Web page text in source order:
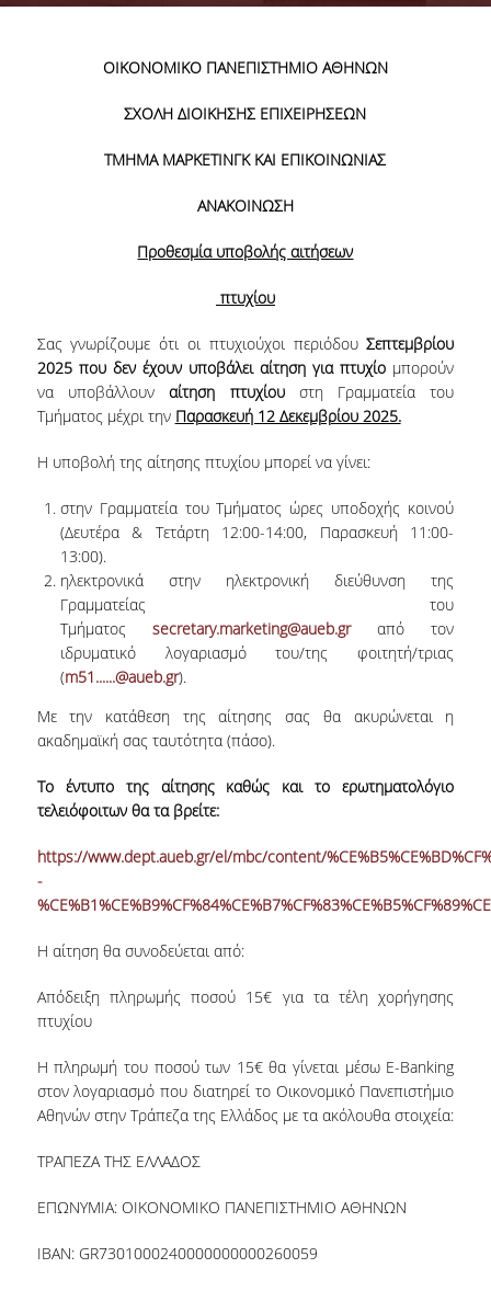
ΜΕ ΜΙΑ ΜΑΤΙΑ
ΑΝΘΡΩΠΙΝΟ ΔΥΝΑΜΙΚΟ
ΜΕΛΗ ΔΕΠ
ΕΠΙΣΤΗΜΟΝΙΚΟΙ ΣΥΝΕΡΓΑΤΕΣ
ΥΠΟΨΗΦΙΟΙ ΔΙΔΑΚΤΟΡΕΣ
ΔΙΟΙΚΗΤΙΚΟ ΠΡΟΣΩΠΙΚΟ
ΜΗΤΡΩΑ ΜΕΛΩΝ ΤΜΗΜΑΤΟΣ
ΕΤΟΥΣ '25-'26
ΠΡΟΠΤΥΧΙΑΚΕΣ ΣΠΟΥΔΕΣ
ΠΡΟΓΡΑΜΜΑ ΚΑΙ ΚΑΤΕΥΘΥΝΣΕΙΣ ΣΠΟΥΔΩΝ
ΑΝΑΛΥΤΙΚΗ ΠΑΡΟΥΣΙΑΣΗ ΜΑΘΗΜΑΤΩΝ
ΠΡΟΓΡΑΜΜΑ ERASMUS+
Η ΖΩΗ ΣΤΟ ΤΜΗΜΑ
ΜΕΤΑΠΤΥΧΙΑΚΕΣ ΣΠΟΥΔΕΣ
ΠΛΗΡΟΥΣ ΦΟΙΤΗΣΗΣ
ΜΕΡΙΚΗΣ ΦΟΙΤΗΣΗΣ
ΔΙΔΑΚΤΟΡΙΚΟ ΠΡΟΓΡΑΜΜΑ
ΠΟΛΙΤΙΚΗ ΠΟΙΟΤΗΤΑΣ
ΔΕΔΟΜΕΝΑ ΠΟΙΟΤΗΤΑΣ
ΟΙΚΟΝΟΜΙΚΟ ΠΑΝΕΠΙΣΤΗΜΙΟ ΑΘΗΝΩΝ
ΣΧΟΛΗ ΔΙΟΙΚΗΣΗΣ ΕΠΙΧΕΙΡΗΣΕΩΝ
ΤΜΗΜΑ ΜΑΡΚΕΤΙΝΓΚ ΚΑΙ ΕΠΙΚΟΙΝΩΝΙΑΣ
ΑΝΑΚΟΙΝΩΣΗ
Προθεσμία υποβολής αιτήσεων
πτυχίου
Σας γνωρίζουμε ότι οι πτυχιούχοι περιόδουΣεπτεμβρίου
2025 που δεν έχουν υποβάλει αίτηση για πτυχίο μπορούν
να υποβάλλουναίτηση πτυχίουστη Γραμματεία του
Τμήματος μέχρι την Παρασκευή 12 Δεκεμβρίου 2025.
Η υποβολή της αίτησης πτυχίου μπορεί να γίνει:
στην Γραμματεία του Τμήματος ώρες υποδοχής κοινού
(Δευτέρα & Τετάρτη 12:00-14:00, Παρασκευή 11:00-
13:00).
ηλεκτρονικά στην ηλεκτρονική διεύθυνση της
Γραμματείας του
Τμήματος secretary.marketing@aueb.grαπό τον
ιδρυματικό λογαριασμό του/της φοιτητή/τριας
(m51......@aueb.gr).
Με την κατάθεση της αίτησης σας θα ακυρώνεται η
ακαδημαϊκή σας ταυτότητα (πάσο).
Το έντυπο της αίτησης καθώς και το ερωτηματολόγιο
τελειόφοιτων θα τα βρείτε:
https://www.dept.aueb.gr/el/mbc/content/
-
Η αίτηση θα συνοδεύεται από:
Απόδειξη πληρωμής ποσού 15€ για τα τέλη χορήγησης
πτυχίου
Η πληρωμή του ποσού των 15€ θα γίνεται μέσω E-Banking
στον λογαριασμό που διατηρεί το Οικονομικό Πανεπιστήμιο
Αθηνών στην Τράπεζα της Ελλάδος με τα ακόλουθα στοιχεία:
ΤΡΑΠΕΖΑ ΤΗΣ ΕΛΛΑΔΟΣ
ΕΠΩΝΥΜΙΑ: ΟΙΚΟΝΟΜΙΚΟ ΠΑΝΕΠΙΣΤΗΜΙΟ ΑΘΗΝΩΝ
IBAN: GR7301000240000000000260059